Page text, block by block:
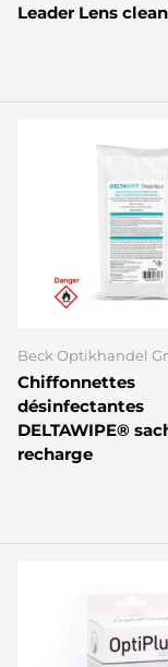
Leader Lens
Beck Optikhandel
Chiffonnettes
désinfectantes
DELTAWIPE®
recharge